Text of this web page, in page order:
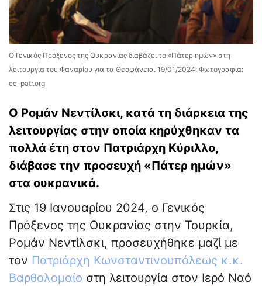
Ο Γενικός Πρόξενος της Ουκρανίας διαβάζει το «Πάτερ ημών» στη
λειτουργία του Φαναρίου για τα Θεοφάνεια. 19/01/2024. Φωτογραφία:
ec-patr.org
Ο Ρομάν Νεντίλσκι, κατά τη διάρκεια της
λειτουργίας στην οποία κηρύχθηκαν τα
πολλά έτη στον Πατριάρχη Κύριλλο,
διάβασε την προσευχή «Πάτερ ημών»
στα ουκρανικά.
Στις 19 Ιανουαρίου 2024, ο Γενικός
Πρόξενος της Ουκρανίας στην Τουρκία,
Ρομάν Νεντίλσκι, προσευχήθηκε μαζί με
τον Πατριάρχη Κωνσταντινουπόλεως κ.κ.
Βαρθολομαίο στη λειτουργία στον Ιερό Ναό